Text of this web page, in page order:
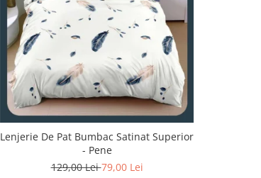
Lenjerie De Pat Bumbac Satinat Superior
- Pene
129,00 Lei79,00 Lei